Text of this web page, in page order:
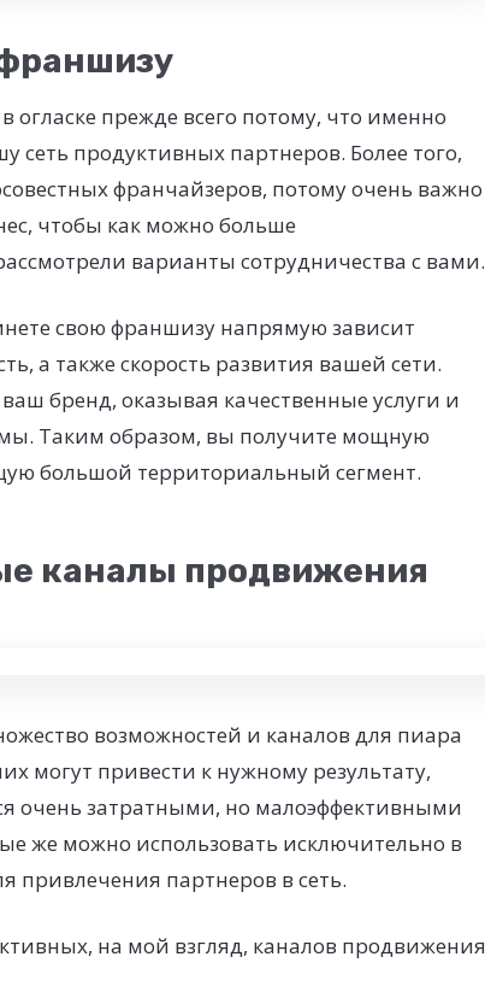
огласке прежде всего потому, что именно
сеть продуктивных партнеров. Более того,
франчайзеров, потому очень важно
чтобы как можно больше
варианты сотрудничества с вами.
свою франшизу напрямую зависит
а также скорость развития вашей сети.
бренд, оказывая качественные услуги и
Таким образом, вы получите мощную
большой территориальный сегмент.
каналы продвижения
возможностей и каналов для пиара
могут привести к нужному результату,
очень затратными, но малоэффективными
же можно использовать исключительно в
привлечения партнеров в сеть.
на мой взгляд, каналов продвижения